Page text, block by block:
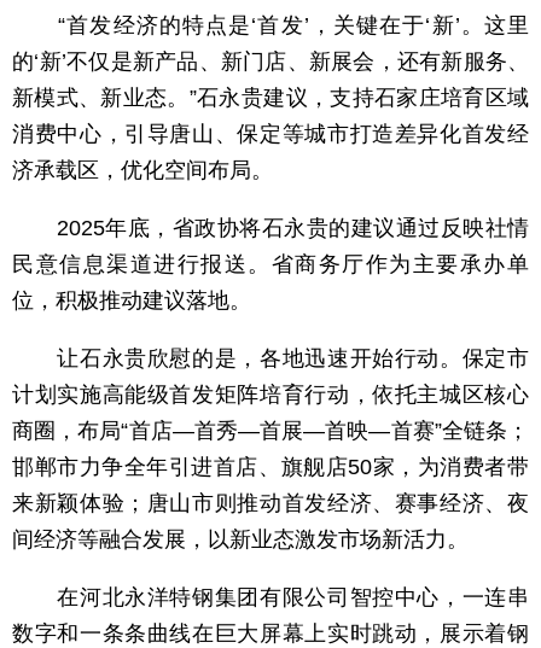
“首发经济的特点是‘首发’，关键在于‘新’。这里
的‘新’不仅是新产品、新门店、新展会，还有新服务、
新模式、新业态。”石永贵建议，支持石家庄培育区域
消费中心，引导唐山、保定等城市打造差异化首发经
济承载区，优化空间布局。
2025年底，省政协将石永贵的建议通过反映社情
民意信息渠道进行报送。省商务厅作为主要承办单
位，积极推动建议落地。
让石永贵欣慰的是，各地迅速开始行动。保定市
计划实施高能级首发矩阵培育行动，依托主城区核心
商圈，布局“首店—首秀—首展—首映—首赛”全链条；
邯郸市力争全年引进首店、旗舰店50家，为消费者带
来新颖体验；唐山市则推动首发经济、赛事经济、夜
间经济等融合发展，以新业态激发市场新活力。
在河北永洋特钢集团有限公司智控中心，一连串
数字和一条条曲线在巨大屏幕上实时跳动，展示着钢